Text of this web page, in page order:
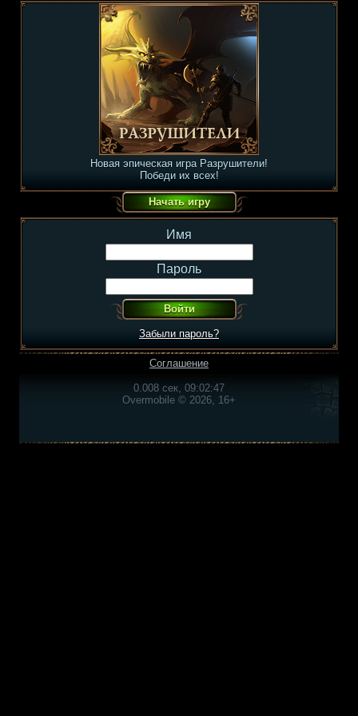
Новая эпическая игра Разрушители!
Победи их всех!
Имя
Пароль
Забыли пароль?
Соглашение
0.008 сек, 09:02:47
Overmobile © 2026, 16+